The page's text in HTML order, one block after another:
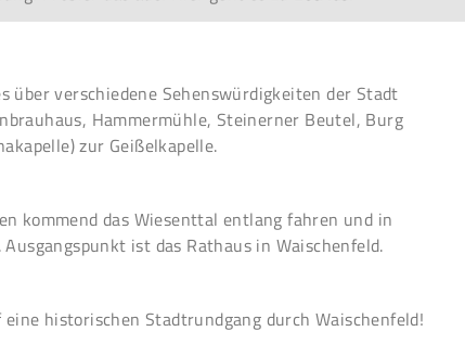
über verschiedene Sehenswürdigkeiten der Stadt
Hammermühle, Steinerner Beutel, Burg
zur Geißelkapelle.
kommend das Wiesenttal entlang fahren und in
ist das Rathaus in Waischenfeld.
historischen Stadtrundgang durch Waischenfeld!